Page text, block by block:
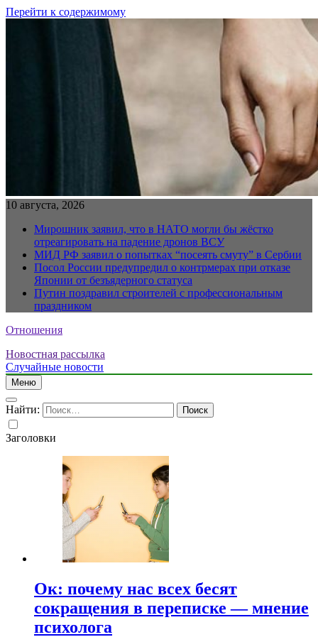
Перейти к содержимому
10 августа, 2026
Мирошник заявил, что в НАТО могли бы жёстко
отреагировать на падение дронов ВСУ
МИД РФ заявил о попытках “посеять смуту” в Сербии
Посол России предупредил о контрмерах при отказе
Японии от безъядерного статуса
Путин поздравил строителей с профессиональным
праздником
Отношения
Новостная рассылка
Случайные новости
Меню
Найти:
Заголовки
Ок: почему нас всех бесят
сокращения в переписке — мнение
психолога